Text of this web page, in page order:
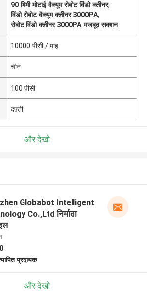
90 मिमी मोटाई वैक्यूम रोबोट विंडो क्लीनर,
विंडो रोबोट वैक्यूम क्लीनर 3000PA,
रोबोट विंडो क्लीनर 3000PA मजबूत सक्शन
10000 पीसी / माह
चीन
100 पीसी
दफ़्ती
और देखो
Globabot Intelligent
Co.,Ltd निर्माता
प्रदायक
और देखो